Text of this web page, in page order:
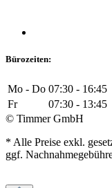
Bürozeiten:
Mo - Do 07:30 - 16:45
Fr
07:30 - 13:45
© Timmer GmbH
* Alle Preise exkl.
ggf.